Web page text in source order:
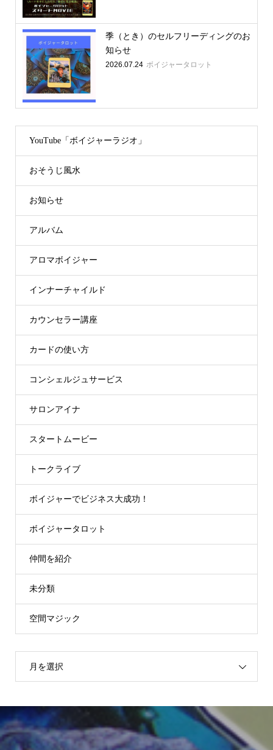
季（とき）のセルフリーディングのお
知らせ
2026.07.24 ボイジャータロット
YouTube「ボイジャーラジオ」
おそうじ風水
お知らせ
アルバム
アロマボイジャー
インナーチャイルド
カウンセラー講座
カードの使い方
コンシェルジュサービス
サロンアイナ
スタートムービー
トークライブ
ボイジャーでビジネス大成功！
ボイジャータロット
仲間を紹介
未分類
空間マジック
月を選択